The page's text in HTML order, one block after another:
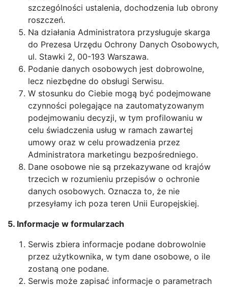
szczególności ustalenia, dochodzenia lub obrony
roszczeń.
Na działania Administratora przysługuje skarga
do Prezesa Urzędu Ochrony Danych Osobowych,
ul. Stawki 2, 00-193 Warszawa.
Podanie danych osobowych jest dobrowolne,
lecz niezbędne do obsługi Serwisu.
W stosunku do Ciebie mogą być podejmowane
czynności polegające na zautomatyzowanym
podejmowaniu decyzji, w tym profilowaniu w
celu świadczenia usług w ramach zawartej
umowy oraz w celu prowadzenia przez
Administratora marketingu bezpośredniego.
Dane osobowe nie są przekazywane od krajów
trzecich w rozumieniu przepisów o ochronie
danych osobowych. Oznacza to, że nie
przesyłamy ich poza teren Unii Europejskiej.
5. Informacje w formularzach
Serwis zbiera informacje podane dobrowolnie
przez użytkownika, w tym dane osobowe, o ile
zostaną one podane.
Serwis może zapisać informacje o parametrach